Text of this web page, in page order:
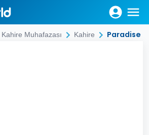
Kahire Muhafazası Kahire Paradise